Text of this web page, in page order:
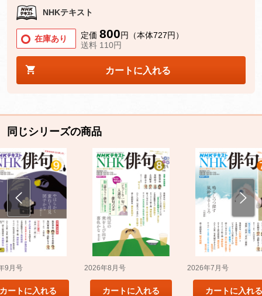
NHKテキスト
在庫あり 定価 800円（本体727円）
送料 110円
カートに入れる
同じシリーズの商品
9月号
カートに入れる
2026年8月号
カートに入れる
2026年7月号
カートに入れる